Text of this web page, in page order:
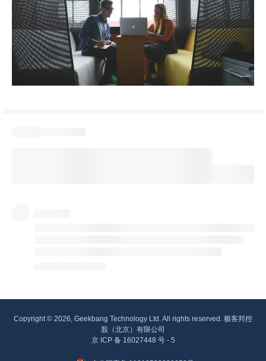
Copyright © 2026, Geekbang Technology Ltd. All rights reserved. 极客邦控
股（北京）有限公司
京 ICP 备 16027448 号 - 5